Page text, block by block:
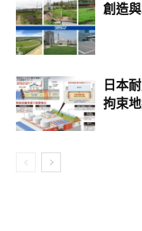
創造
日本
拘束地